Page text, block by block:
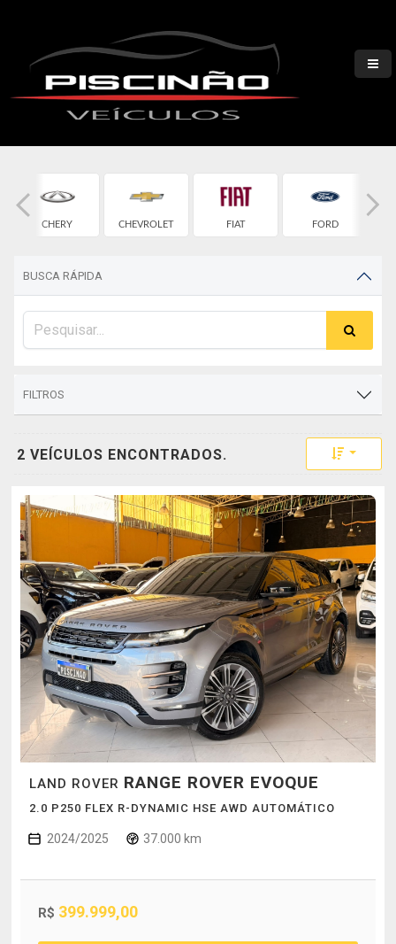
CHERY CHEVROLET FIAT FORD
BUSCA RÁPIDA
FILTROS
2 VEÍCULOS ENCONTRADOS. Toggle
LAND ROVER RANGE ROVER EVOQUE
2.0 P250 FLEX R-DYNAMIC HSE AWD AUTOMÁTICO
2024/2025 37.000 km
R$ 399.999,00